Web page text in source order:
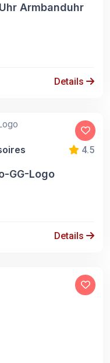
Armbanduhr
Details
4.5
GG-Logo
Details